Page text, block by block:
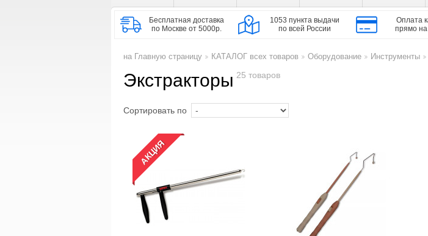
Бесплатная доставка
по Москве от 5000р.
1053 пункта выдачи
по всей России
Оплата
прямо на
на Главную страницу
КАТАЛОГ всех товаров
Оборудование
Инструменты
Экстракторы 25 товаров
Сортировать по
АКЦИЯ